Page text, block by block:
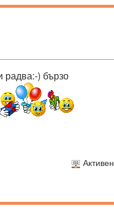
радва:-) бързо
Активен